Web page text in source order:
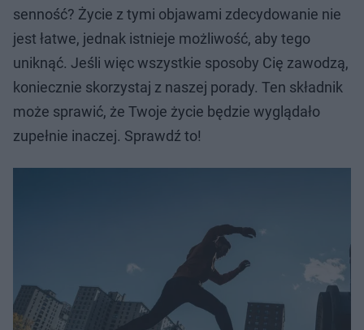
senność? Życie z tymi objawami zdecydowanie nie
jest łatwe, jednak istnieje możliwość, aby tego
uniknąć. Jeśli więc wszystkie sposoby Cię zawodzą,
koniecznie skorzystaj z naszej porady. Ten składnik
może sprawić, że Twoje życie będzie wyglądało
zupełnie inaczej. Sprawdź to!